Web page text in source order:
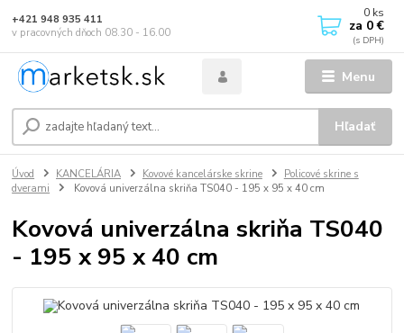
Menu
Hľadať
+421 948 935 411
v pracovných dňoch 08.30 - 16.00
0 ks
za 0 €
Úvod KANCELÁRIA Kovové kancelárske skrine
Policové skrine s
dverami
Kovová univerzálna skriňa TS040 - 195 x 95 x 40 cm
Kovová univerzálna skriňa TS040
- 195 x 95 x 40 cm